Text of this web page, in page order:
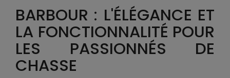
BARBOUR : L'ÉLÉGANCE ET
LA FONCTIONNALITÉ POUR
LES PASSIONNÉS DE
CHASSE